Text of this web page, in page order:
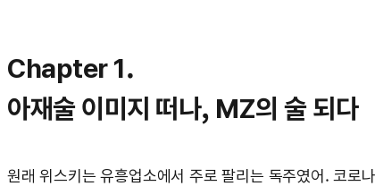
Chapter 1.
아재술 이미지 떠나, MZ의 술 되다
원래 위스키는 유흥업소에서 주로 팔리는 독주였어. 코